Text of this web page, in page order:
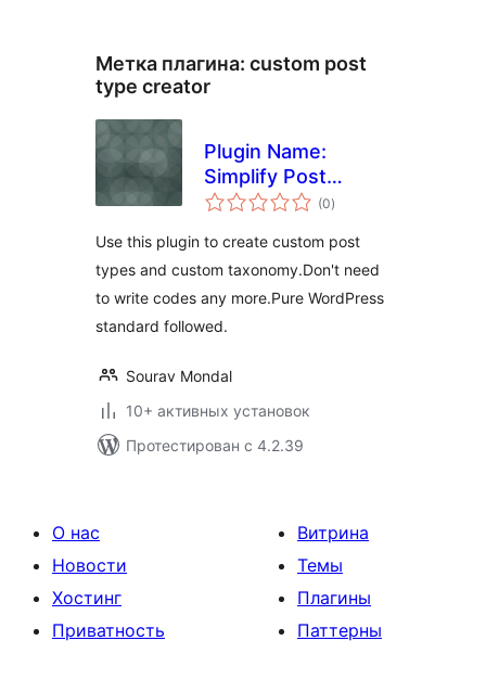
Метка плагина: custom post
type creator
Plugin Name:
Simplify Post
Taxonomy
(0общий
рейтинг
)
Use this plugin to create custom post
types and custom taxonomy.Don't need
to write codes any more.Pure WordPress
standard followed.
Sourav Mondal
10+ активных установок
Протестирован с 4.2.39
О нас
Новости
Хостинг
Приватность
Витрина
Темы
Плагины
Паттерны